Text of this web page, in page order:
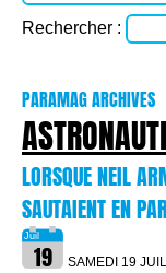
Rechercher :
PARAMAG ARCHIVES
LORSQUE NEIL
SAUTAIENT EN
SAMEDI 19